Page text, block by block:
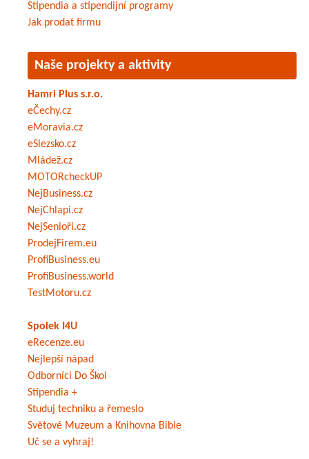
Stipendia a stipendijní programy
Jak prodat firmu
Naše projekty a aktivity
Hamri Plus s.r.o.
eČechy.cz
eMoravia.cz
eSlezsko.cz
Mládež.cz
MOTORcheckUP
NejBusiness.cz
NejChlapi.cz
NejSenioři.cz
ProdejFirem.eu
ProfiBusiness.eu
ProfiBusiness.world
TestMotoru.cz
Spolek I4U
eRecenze.eu
Nejlepší nápad
Odborníci Do Škol
Stipendia +
Studuj techniku a řemeslo
Světové Muzeum a Knihovna Bible
Uč se a vyhraj!